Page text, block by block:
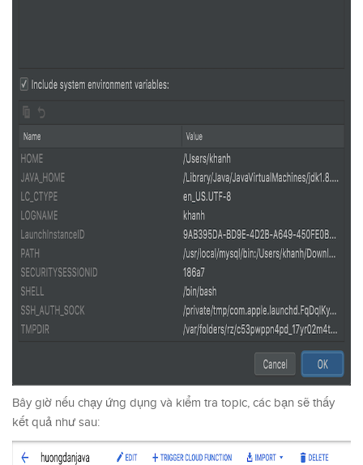
Bây giờ nếu chạy ứng dụng và kiểm tra topic, các bạn sẽ thấy
kết quả như sau: